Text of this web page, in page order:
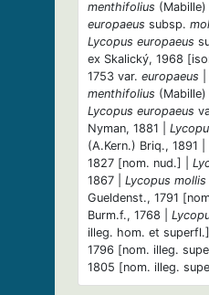
menthifolius (Mabille)
europaeus subsp.
Lycopus europaeus
ex Skalický, 1968
1753 var. europaeus
menthifolius (Mabille)
Lycopus europaeus
Nyman, 1881 |
(A.Kern.) Briq., 1891 |
1827 [nom. nud.] |
1867 | Lycopus mollis
Gueldenst., 1791
Burm.f., 1768 |
illeg. hom. et
1796 [nom. illeg.
1805 [nom. illeg.